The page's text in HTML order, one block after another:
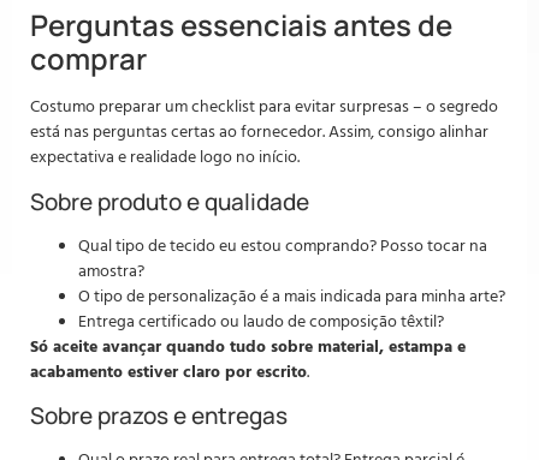
Perguntas essenciais antes de
comprar
Costumo preparar um checklist para evitar surpresas – o segredo
está nas perguntas certas ao fornecedor. Assim, consigo alinhar
expectativa e realidade logo no início.
Sobre produto e qualidade
Qual tipo de tecido eu estou comprando? Posso tocar na
amostra?
O tipo de personalização é a mais indicada para minha arte?
Entrega certificado ou laudo de composição têxtil?
Só aceite avançar quando tudo sobre material, estampa e
acabamento estiver claro por escrito.
Sobre prazos e entregas